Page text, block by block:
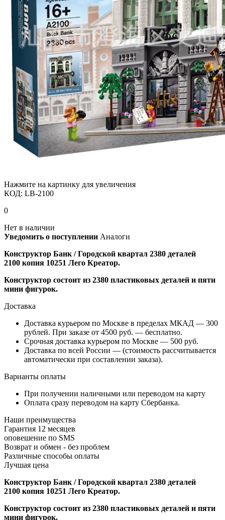
Нажмите на картинку для увеличения
КОД: LB-2100
0
Нет в наличии
Уведомить о поступлении Аналоги
Конструктор Банк / Городской квартал 2380 деталей
2100 копия 10251 Лего Креатор.
Конструктор состоит из 2380 пластиковых деталей и пяти
мини фигурок.
Доставка
Доставка курьером по Москве в пределах МКАД — 300
рублей. При заказе от 4500 руб. — бесплатно.
Срочная доставка курьером по Москве — 500 руб.
Доставка по всей России — (стоимость рассчитывается
автоматически при составлении заказа).
Варианты оплаты
При получении наличными или переводом на карту
Оплата сразу переводом на карту Сбербанка.
Наши преимущества
Гарантия 12 месяцев
оповешение по SMS
Возврат и обмен - без проблем
Различные способы оплаты
Лучшая цена
Конструктор Банк / Городской квартал 2380 деталей
2100 копия 10251 Лего Креатор.
Конструктор состоит из 2380 пластиковых деталей и пяти
мини фигурок.